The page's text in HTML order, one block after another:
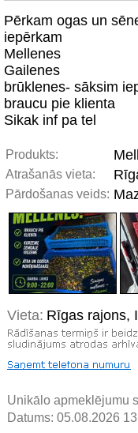
Pērkam ogas un
iepērkam
Mellenes
Gailenes
brūklenes- sāksim
braucu pie klienta
Sikak inf pa tel
Produkts:
Atrašanās vieta:
Pārdošanas veids:
Vieta: Rīgas rajons,
Unikālo apmeklējumu
Datums: 05.08.2026